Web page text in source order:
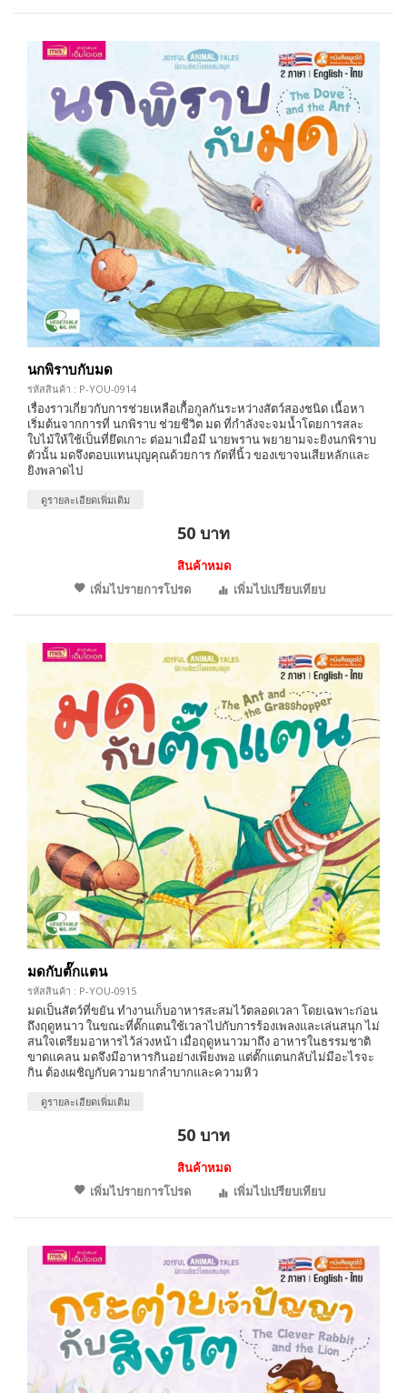
นกพิราบกับมด
รหัสสินค้า : P-YOU-0914
เรื่องราวเกี่ยวกับการช่วยเหลือเกื้อกูลกันระหว่างสัตว์สองชนิด เนื้อหา
เริ่มต้นจากการที่ นกพิราบ ช่วยชีวิต มด ที่กำลังจะจมน้ำโดยการสละ
ใบไม้ให้ใช้เป็นที่ยึดเกาะ ต่อมาเมื่อมี นายพราน พยายามจะยิงนกพิราบ
ตัวนั้น มดจึงตอบแทนบุญคุณด้วยการ กัดที่นิ้ว ของเขาจนเสียหลักและ
ยิงพลาดไป
ดูรายละเอียดเพิ่มเติม
50 บาท
สินค้าหมด
เพิ่มไปรายการโปรด
เพิ่มไปเปรียบเทียบ
มดกับตั๊กแตน
รหัสสินค้า : P-YOU-0915
มดเป็นสัตว์ที่ขยัน ทำงานเก็บอาหารสะสมไว้ตลอดเวลา โดยเฉพาะก่อน
ถึงฤดูหนาว ในขณะที่ตั๊กแตนใช้เวลาไปกับการร้องเพลงและเล่นสนุก ไม่
สนใจเตรียมอาหารไว้ล่วงหน้า เมื่อฤดูหนาวมาถึง อาหารในธรรมชาติ
ขาดแคลน มดจึงมีอาหารกินอย่างเพียงพอ แต่ตั๊กแตนกลับไม่มีอะไรจะ
กิน ต้องเผชิญกับความยากลำบากและความหิว
ดูรายละเอียดเพิ่มเติม
50 บาท
สินค้าหมด
เพิ่มไปรายการโปรด
เพิ่มไปเปรียบเทียบ